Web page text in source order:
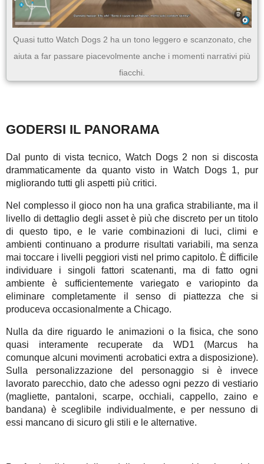
Quasi tutto Watch Dogs 2 ha un tono leggero e scanzonato, che
aiuta a far passare piacevolmente anche i momenti narrativi più
fiacchi.
GODERSI IL PANORAMA
Dal punto di vista tecnico, Watch Dogs 2 non si discosta
drammaticamente da quanto visto in Watch Dogs 1, pur
migliorando tutti gli aspetti più critici.
Nel complesso il gioco non ha una grafica strabiliante, ma il
livello di dettaglio degli asset è più che discreto per un titolo
di questo tipo, e le varie combinazioni di luci, climi e
ambienti continuano a produrre risultati variabili, ma senza
mai toccare i livelli peggiori visti nel primo capitolo. È difficile
individuare i singoli fattori scatenanti, ma di fatto ogni
ambiente è sufficientemente variegato e variopinto da
eliminare completamente il senso di piattezza che si
produceva occasionalmente a Chicago.
Nulla da dire riguardo le animazioni o la fisica, che sono
quasi interamente recuperate da WD1 (Marcus ha
comunque alcuni movimenti acrobatici extra a disposizione).
Sulla personalizzazione del personaggio si è invece
lavorato parecchio, dato che adesso ogni pezzo di vestiario
(magliette, pantaloni, scarpe, occhiali, cappello, zaino e
bandana) è sceglibile individualmente, e per nessuno di
essi mancano di sicuro gli stili e le alternative.